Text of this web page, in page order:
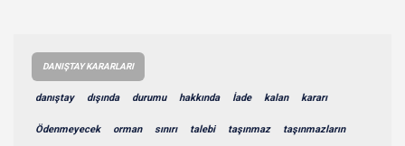
DANIŞTAY KARARLARI
danıştay dışında durumu hakkında İade kalan kararı
Ödenmeyecek orman sınırı talebi taşınmaz taşınmazların